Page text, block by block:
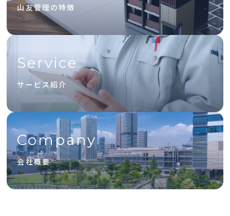
山友管理の特徴
Service
サービス紹介
Company
会社概要